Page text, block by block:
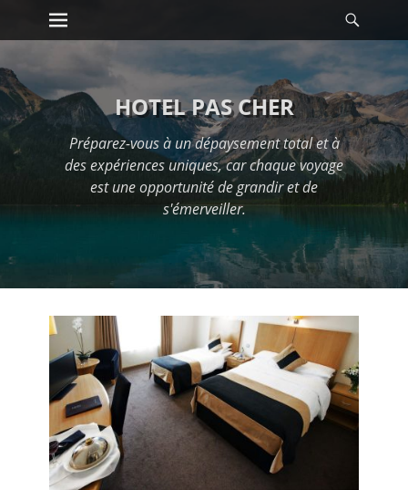
Passer
au
Premier menu
HOTEL PAS CHER
Préparez-vous à un dépaysement total et à
des expériences uniques, car chaque voyage
est une opportunité de grandir et de
s'émerveiller.